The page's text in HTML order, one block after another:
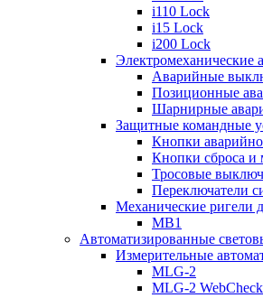
i110 Lock
i15 Lock
i200 Lock
Электромеханические
Аварийные
Позиционные
Шарнирные
Защитные командные
Кнопки
Кнопки сброса и
Тросовые
Переключатели
Механические ригели
MB1
Автоматизированные
Измерительные
MLG-2
MLG-2